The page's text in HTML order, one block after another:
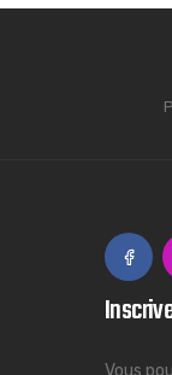
Vous